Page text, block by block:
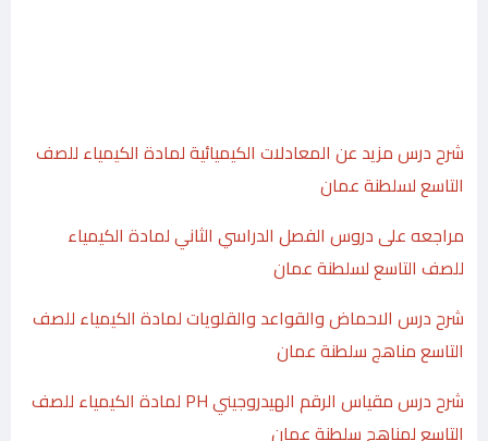
شرح درس مزيد عن المعادلات الكيميائية لمادة الكيمياء للصف
التاسع لسلطنة عمان
مراجعه على دروس الفصل الدراسي الثاني لمادة الكيمياء
للصف التاسع لسلطنة عمان
شرح درس الاحماض والقواعد والقلويات لمادة الكيمياء للصف
التاسع مناهج سلطنة عمان
شرح درس مقياس الرقم الهيدروجيني PH لمادة الكيمياء للصف
التاسع لمناهج سلطنة عمان